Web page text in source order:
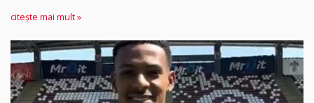
citește mai mult »